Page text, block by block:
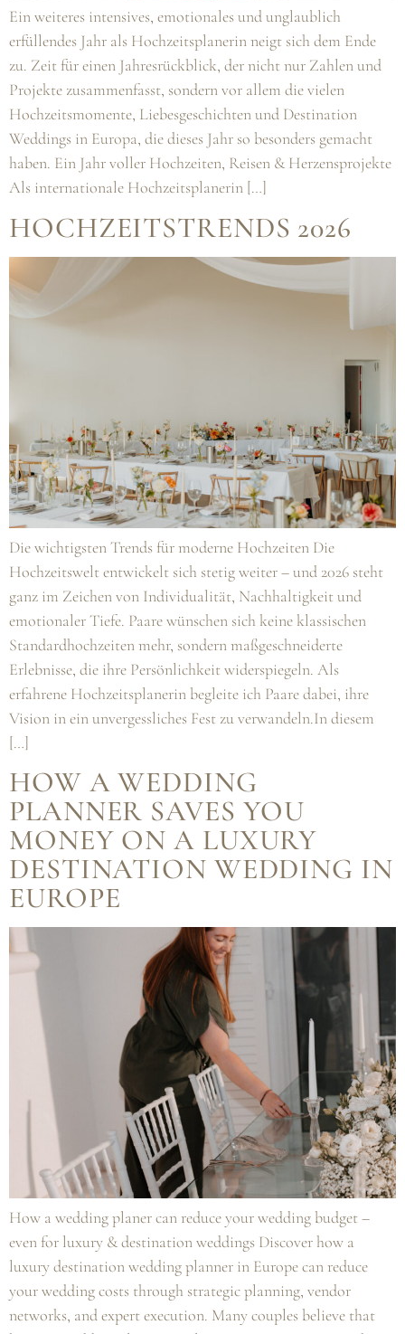
Ein weiteres intensives, emotionales und unglaublich
erfüllendes Jahr als Hochzeitsplanerin neigt sich dem Ende
zu. Zeit für einen Jahresrückblick, der nicht nur Zahlen und
Projekte zusammenfasst, sondern vor allem die vielen
Hochzeitsmomente, Liebesgeschichten und Destination
Weddings in Europa, die dieses Jahr so besonders gemacht
haben. Ein Jahr voller Hochzeiten, Reisen & Herzensprojekte
Als internationale Hochzeitsplanerin […]
HOCHZEITSTRENDS 2026
Die wichtigsten Trends für moderne Hochzeiten Die
Hochzeitswelt entwickelt sich stetig weiter – und 2026 steht
ganz im Zeichen von Individualität, Nachhaltigkeit und
emotionaler Tiefe. Paare wünschen sich keine klassischen
Standardhochzeiten mehr, sondern maßgeschneiderte
Erlebnisse, die ihre Persönlichkeit widerspiegeln. Als
erfahrene Hochzeitsplanerin begleite ich Paare dabei, ihre
Vision in ein unvergessliches Fest zu verwandeln.In diesem
[…]
HOW A WEDDING
PLANNER SAVES YOU
MONEY ON A LUXURY
DESTINATION WEDDING IN
EUROPE
How a wedding planer can reduce your wedding budget –
even for luxury & destination weddings Discover how a
luxury destination wedding planner in Europe can reduce
your wedding costs through strategic planning, vendor
networks, and expert execution. Many couples believe that